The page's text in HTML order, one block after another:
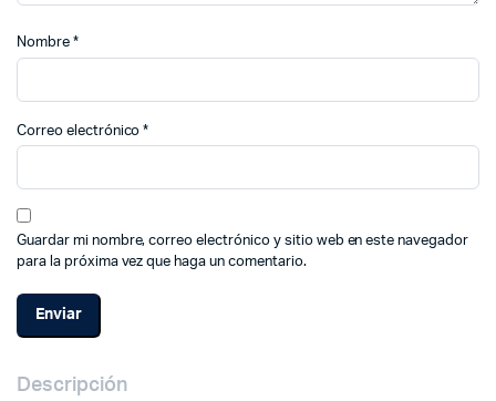
Nombre *
Correo electrónico*
Guardar mi nombre, correo electrónico y sitio web en este navegador
para la próxima vez que haga un comentario.
Descripción